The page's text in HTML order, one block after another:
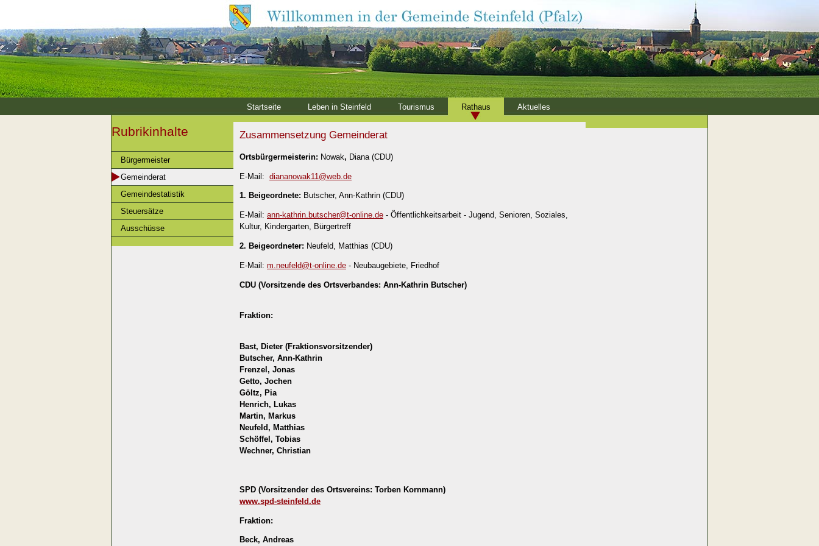
Startseite Leben in Steinfeld Tourismus Rathaus Aktuelles
Rubrikinhalte
Bürgermeister
Gemeinderat
Gemeindestatistik
Steuersätze
Ausschüsse
Zusammensetzung Gemeinderat
Ortsbürgermeisterin: Nowak, Diana (CDU)
E-Mail: diananowak11@web.de
1. Beigeordnete: Butscher, Ann-Kathrin (CDU)
E-Mail: ann-kathrin.butscher@t-online.de - Öffentlichkeitsarbeit - Jugend, Senioren, Soziales,
Kultur, Kindergarten, Bürgertreff
2. Beigeordneter: Neufeld, Matthias (CDU)
E-Mail: m.neufeld@t-online.de - Neubaugebiete, Friedhof
CDU (Vorsitzende des Ortsverbandes: Ann-Kathrin Butscher)
Fraktion:
Bast, Dieter (Fraktionsvorsitzender)
Butscher, Ann-Kathrin
Frenzel, Jonas
Getto, Jochen
Göltz, Pia
Henrich, Lukas
Martin, Markus
Neufeld, Matthias
Schöffel, Tobias
Wechner, Christian
SPD (Vorsitzender des Ortsvereins: Torben Kornmann)
www.spd-steinfeld.de
Fraktion:
Beck, Andreas